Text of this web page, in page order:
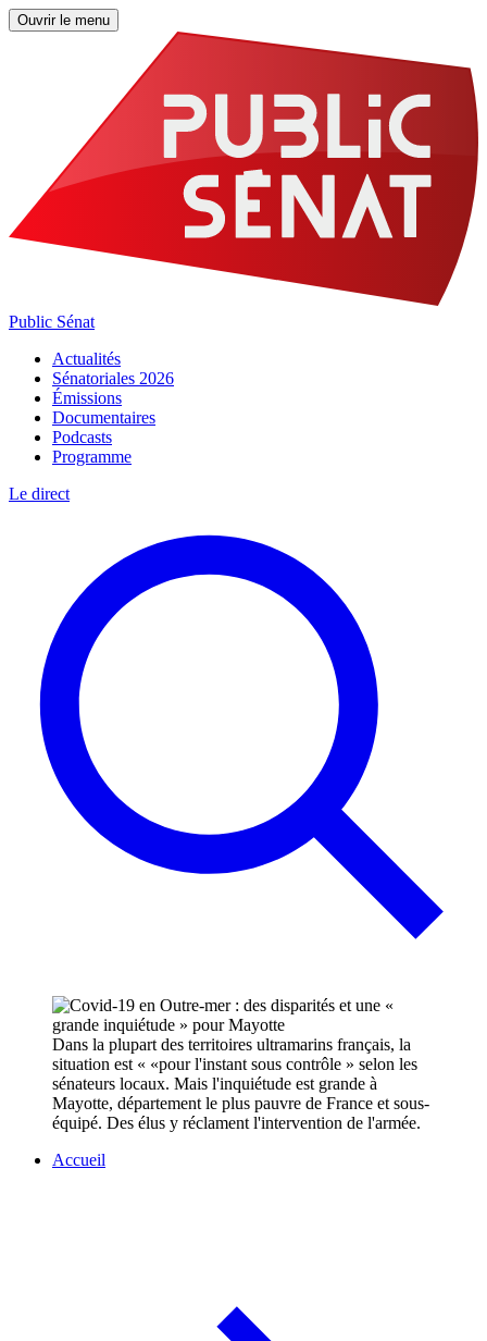
Ouvrir le menu
Public Sénat
Actualités
Sénatoriales 2026
Émissions
Documentaires
Podcasts
Programme
Le direct
Dans la plupart des territoires ultramarins français, la
situation est « «pour l'instant sous contrôle » selon les
sénateurs locaux. Mais l'inquiétude est grande à
Mayotte, département le plus pauvre de France et sous-
équipé. Des élus y réclament l'intervention de l'armée.
Accueil